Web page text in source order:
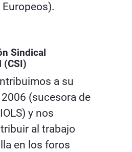
Sindical
(CSI)
a su
(sucesora de
y nos
al trabajo
en los foros